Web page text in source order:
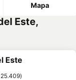
Mapa
Este,
favoritos
Este
25.409